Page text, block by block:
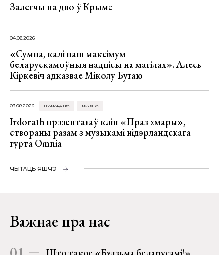
Залегчы на дно ў Крыме
04.08.2026
«Сумна, калі наш максімум —
беларускамоўныя надпісы на магілах». Алесь
Кіркевіч адказвае Міколу Бугаю
03.08.2026 ГРАМАДСТВА МУЗЫКА
Irdorath прэзентаваў кліп «Праз хмары»,
створаны разам з музыкамі нідэрландскага
гурта Omnia
ЧЫТАЦЬ ЯШЧЭ
Важнае пра нас
Што такое «Будзьма беларусамі!»